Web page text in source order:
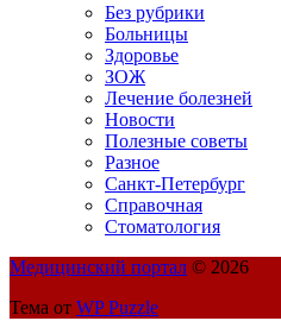
Без рубрики
Больницы
Здоровье
ЗОЖ
Лечение болезней
Новости
Полезные советы
Разное
Санкт-Петербург
Справочная
Стоматология
Медицинский портал © 2026
Тема от WP Puzzle